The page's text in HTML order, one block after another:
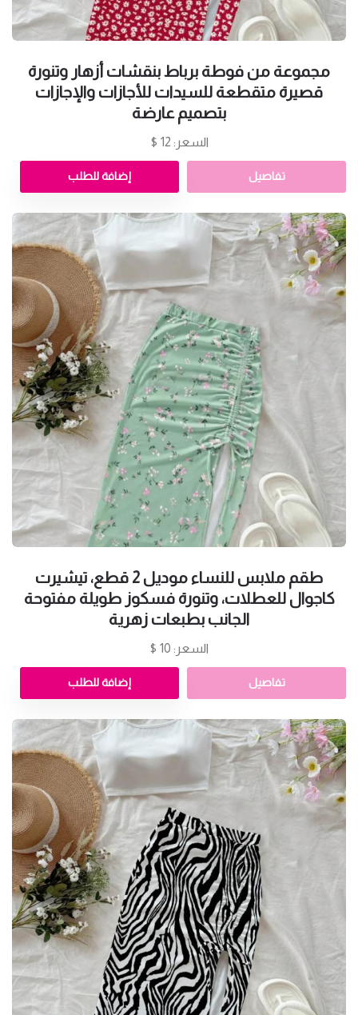
مجموعة من فوطة برباط بنقشات أزهار وتنورة
قصيرة متقطعة للسيدات للأجازات والإجازات
بتصميم عارضة
السعر: 12 $
تفاصيل إضافة للطلب
طقم ملابس للنساء موديل 2 قطع، تيشيرت
كاجوال للعطلات، وتنورة فسكوز طويلة مفتوحة
الجانب بطبعات زهرية
السعر: 10 $
تفاصيل إضافة للطلب